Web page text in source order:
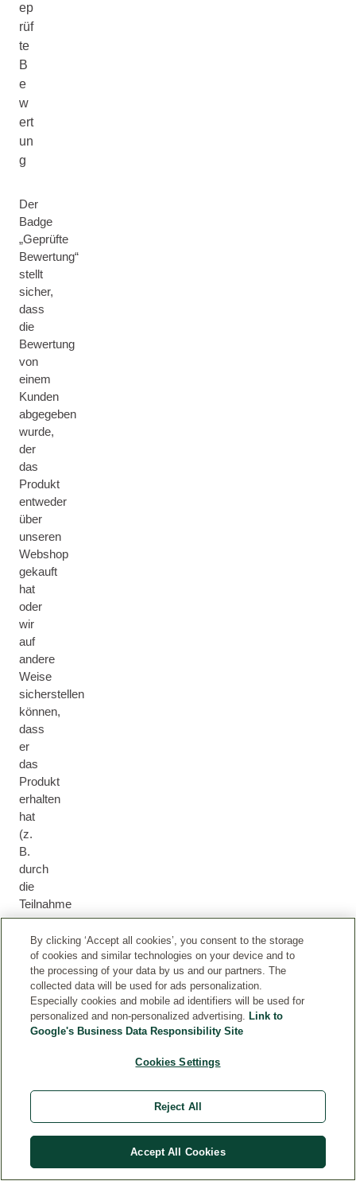
ep
rüf
te
B
e
w
ert
un
g
Der
Badge
„Geprüfte
Bewertung“
stellt
sicher,
dass
die
Bewertung
von
einem
Kunden
abgegeben
wurde,
der
das
Produkt
entweder
über
unseren
Webshop
gekauft
hat
oder
wir
auf
andere
Weise
sicherstellen
können,
dass
er
das
Produkt
erhalten
hat
(z.
B.
durch
die
Teilnahme
an
einem
Produkttest).
Pr
od
uk
von
By clicking ‘Accept all cookies’, you consent to the storage
of cookies and similar technologies on your device and to
the processing of your data by us and our partners. The
collected data will be used for ads personalization.
Especially cookies and mobile ad identifiers will be used for
personalized and non-personalized advertising. Link to
Google's Business Data Responsibility Site
Cookies Settings
Reject All
Accept All Cookies